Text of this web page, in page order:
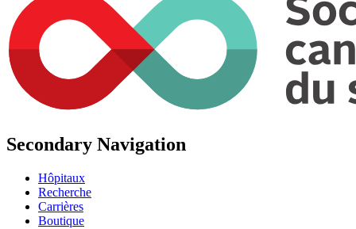
Secondary Navigation
Hôpitaux
Recherche
Carrières
Boutique